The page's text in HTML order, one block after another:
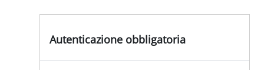
Autenticazione obbligatoria